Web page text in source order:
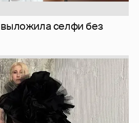
селфи без